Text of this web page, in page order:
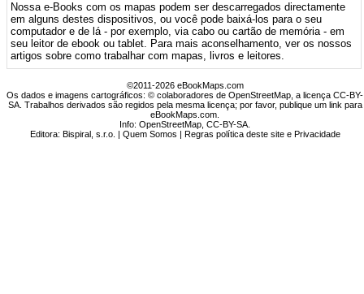
Nossa e-Books com os mapas podem ser descarregados directamente
em alguns destes dispositivos, ou você pode baixá-los para o seu
computador e de lá - por exemplo, via cabo ou cartão de memória - em
seu leitor de ebook ou tablet. Para mais aconselhamento, ver os nossos
artigos sobre como trabalhar com mapas, livros e leitores.
©2011-2026 eBookMaps.com
Os dados e imagens cartográficos: © colaboradores de OpenStreetMap, a licença CC-BY-
SA. Trabalhos derivados são regidos pela mesma licença; por favor, publique um link para
eBookMaps.com.
Info:OpenStreetMap ,CC-BY-SA
Editora: Bispiral, s.r.o. | Quem Somos | Regras política deste site e Privacidade